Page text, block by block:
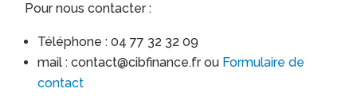
Pour nous contacter :
Téléphone : 04 77 32 32 09
mail : contact@cibfinance.fr ou Formulaire de
contact